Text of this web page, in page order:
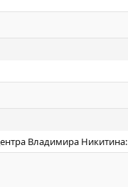
Владимира Никитина: